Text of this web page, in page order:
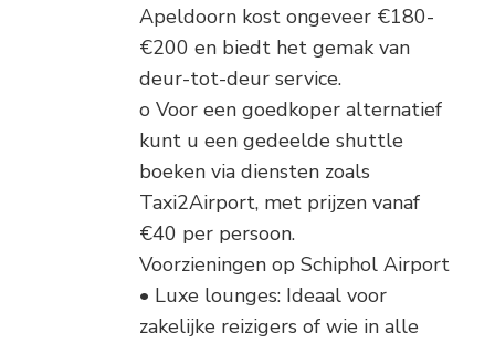
Apeldoorn kost ongeveer €180-
€200 en biedt het gemak van
deur-tot-deur service.
o Voor een goedkoper alternatief
kunt u een gedeelde shuttle
boeken via diensten zoals
Taxi2Airport, met prijzen vanaf
€40 per persoon.
Voorzieningen op Schiphol Airport
• Luxe lounges: Ideaal voor
zakelijke reizigers of wie in alle